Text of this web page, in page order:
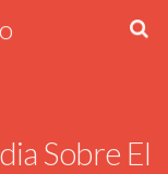
Sobre El